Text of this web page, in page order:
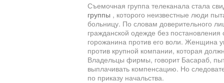
Съемочная группа телеканала стала
группы , которого неизвестные люди
больницу. По словам доверительного
гражданской одежде без
горожанина против его воли. Женщина
против крупной компании, которая
Владельцы фирмы, говорит Басараб,
выплачивать компенсацию. Но
по приказу начальства.